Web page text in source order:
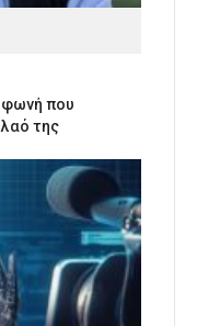
φωνή που
της